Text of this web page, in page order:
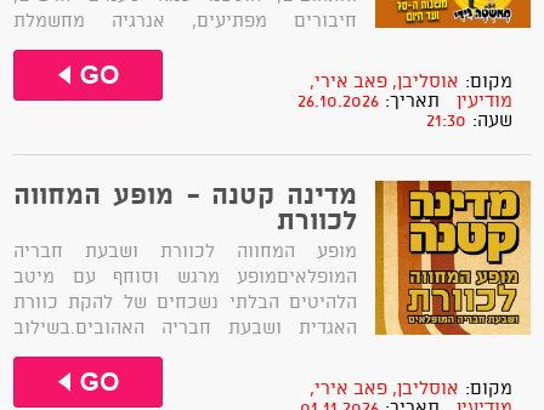
חיבורים מפתיעים, אנרגיה מחשמלת
ועיבודים שעושים חשק לרקוד!אז בואו
להתרגש ולגלות מחדש את השירים שרק
חשבתם שאתם מכירים!
מקום: אוסליבן, פאב אירי,
מודיעין
תאריך: 26.10.2026
שעה: 21:30
מדינה קטנה - מופע המחווה
לכוורת
מופע המחווה לכוורת ושבעת חבריה
המופלאיםמופע מרגש וסוחף עם מיטב
הלהיטים הבלתי נשכחים של להקת כוורת
האגדית ושבעת חבריה האהובים.בשילוב
קולות של שלושה זמרים בהרמוניה וואקלית
מרשימה ובעיבודים מיוחדים.נצא למסע
נוסטלגי מופלא בעקבות הלהקה ששיריה
מקום: אוסליבן, פאב אירי,